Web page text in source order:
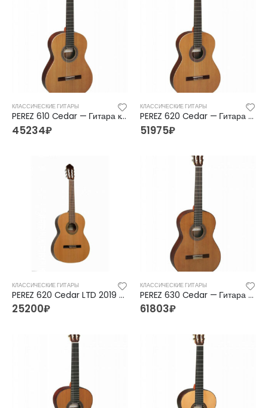
КЛАССИЧЕСКИЕ ГИТАРЫ
PEREZ 610 Cedar — Гитара классическая 4/4 Перез
45234₽
КЛАССИЧЕСКИЕ ГИТАРЫ
PEREZ 620 Cedar — Гитара классическая 4/4 Перез
51975₽
КЛАССИЧЕСКИЕ ГИТАРЫ
PEREZ 620 Cedar LTD 2019 — Гитара классическая 4/4 Перез
25200₽
КЛАССИЧЕСКИЕ ГИТАРЫ
PEREZ 630 Cedar — Гитара классическая 4/4 Перез
61803₽
4700₽ 3500 ₽
₽ 4500
4700₽ 3500₽
5400₽